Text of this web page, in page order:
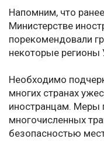
Напомним, что
Министерстве
порекомендовали
некоторые регионы
Необходимо
многих странах
иностранцам. Меры
многочисленных
безопасностью